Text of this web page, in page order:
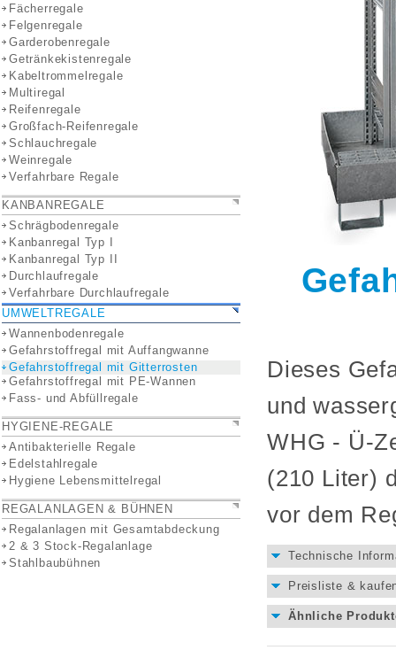
Fächerregale
Felgenregale
Garderobenregale
Getränkekistenregale
Kabeltrommelregale
Multiregal
Reifenregale
Großfach-Reifenregale
Schlauchregale
Weinregale
Verfahrbare Regale
KANBANREGALE
Schrägbodenregale
Kanbanregal Typ I
Kanbanregal Typ II
Durchlaufregale
Verfahrbare Durchlaufregale
UMWELTREGALE
Wannenbodenregale
Gefahrstoffregal mit Auffangwanne
Gefahrstoffregal mit Gitterrosten
Gefahrstoffregal mit PE-Wannen
Fass- und Abfüllregale
HYGIENE-REGALE
Antibakterielle Regale
Edelstahlregale
Hygiene Lebensmittelregal
REGALANLAGEN & BÜHNEN
Regalanlagen mit Gesamtabdeckung
2 & 3 Stock-Regalanlage
Stahlbaubühnen
Dieses
und
WHG - Ü-
(210 Liter)
vor dem
Technische
Preisliste &
Ähnliche